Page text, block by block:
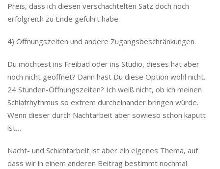
Preis, dass ich diesen verschachtelten Satz doch noch
erfolgreich zu Ende geführt habe.
4) Öffnungszeiten und andere Zugangsbeschränkungen.
Du möchtest ins Freibad oder ins Studio, dieses hat aber
noch nicht geöffnet? Dann hast Du diese Option wohl nicht.
24 Stunden-Öffnungszeiten? Ich weiß nicht, ob ich meinen
Schlafrhythmus so extrem durcheinander bringen würde.
Wenn dieser durch Nachtarbeit aber sowieso schon kaputt
ist…
Nacht- und Schichtarbeit ist aber ein eigenes Thema, auf
dass wir in einem anderen Beitrag bestimmt nochmal